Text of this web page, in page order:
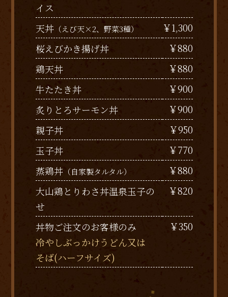
イス
天丼（えび天×2、野菜3種）
￥1,300
桜えびかき揚げ丼
￥880
鶏天丼
￥880
牛たたき丼
￥900
炙りとろサーモン丼
￥900
親子丼
￥950
玉子丼
￥770
蒸鶏丼（自家製タルタル）
￥880
大山鶏とりわさ丼温泉玉子の
せ
￥820
丼物ご注文のお客様のみ
冷やしぶっかけうどん又は
そば(ハーフサイズ)
￥350